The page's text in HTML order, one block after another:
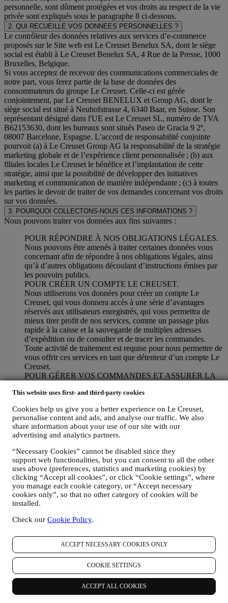
This website uses first- and third-party cookies
Cookies help us give you a better experience on Le Creuset,
personalise content and ads, and analyse our traffic. We also
share information about your use of our site with our
advertising and analytics partners.
“Necessary Cookies” cannot be disabled since they
support web functionalities, but you can consent to all the other
uses above (preferences, statistics and marketing cookies) by
clicking “Accept all cookies”, or click “Cookie settings”, where
you manage each cookie category, or “Accept necessary
cookies only”, so that no other category of cookies will be
installed.
Check our Cookie Policy.
ACCEPT NECESSARY COOKIES ONLY
COOKIE SETTINGS
ACCEPT ALL COOKIES
personnelle, sont dûment protégées et vos droits au respect de la vie
privée sont expliqués sous le paragraphe 8 ci-dessous.
2. QUI RECUEILLE VOS DONNEES PERSONNELLES ?
Le contrôleur des données relatives aux services d’e-commerce
proposés sur le Site web est Le Creuset Benelux SA, dont le siège
social est établi à Le Creuset Benelux SA, 4 Rue de la Presse, 1000
Bruxelles, Belgique.
Si vous acceptez de recevoir des communications commerciales de
notre part, vous ferez partie de la base de données des
consommateurs du groupe Le Creuset. Celle-ci est gérée
conjointement, par Le Creuset BENELUX et Group AG, dont le
siège social est situé à Neuhofstrasse 4, 6340 Baar, en Suisse. Son
représentant désigné dans l'UE est Le Creuset SL, numéro de TVA
B62153630, dont les bureaux sont situés Paseo de Gracia 9 2º,
08007 Barcelone, Espagne. L’accord de responsabilité conjointe
pourvoit (a) à Le Creuset Group AG la responsabilité de la stratégie
marketing globale et de l’expérience client personnalisée ; (b) aux
filiales locales Le Creuset le bénéfice et l’implantation de cette
stratégie, ainsi que la possibilité de développer des initiatives
marketing et communication de manière indépendante ; (c) à toutes
les parties le devoir de traiter de vos demandes concernant vos droits
sur vos données.
3. POURQUOI COLLECTONS-NOUS CES INFORMATIONS ?
Nous pouvons traiter vos données aux fins suivantes :
POUR RÉPONDRE À NOS OBLIGATIONS LÉGALES.
Nous pouvons être amenés à traiter certaines données vous
concernant afin de répondre à nos obligations légales, ainsi
qu’à d’autres obligations découlant d’instructions émises par
les pouvoirs publics.
POUR CRÉER UN COMPTE LE CREUSET.
Nous utiliserons vos données pour créer un compte Le
Creuset, qui vous donnera accès à une série d’avantages
réservés aux utilisateurs enregistrés, qui vous permettra de
mieux tirer profit de nos services, comme un passage plus
rapide à la caisse et la sauvegarde de multiples adresses
d’expédition ou de consulter et de tracer les commandes.
Toute activité de traitement est requise pour nous permettre de
vous offrir ces services en tant que détenteur d’un compte Le
Creuset.
POUR GÉRER VOS COMMANDES ET ASSURER LA
PRESTATION DE NOS SERVICES ET VOUS
Nous utiliserons vos données pour gérer notre relation
contractuelle avec vous, vos achats de produits sur le Site web
et en boutique Le Creuset, votre utilisation du Site web, toute
assistance après-vente ultérieure ou votre participation à nos
concours. Nous pourrons avoir à traiter certaines données
vous concernant pour gérer nos obligations administratives
liées à notre relation contractuelle avec vous, telles que la
comptabilité, la facturation et certaines vérifications, la
vérification des paiements par carte, le dépistage de la fraude,
la sécurité, la sécurisation et les tests de nos systèmes, la
maintenance et les analyses statistiques. Occasionnellement,
administratives ou opérationnelles, comme par exemple
aussi vos données personnelles pour répondre à vos demandes
activité de traitement est requise pour nous permettre de
prester nos services à votre intention. Nous pouvons traiter
vos données en fonction de notre intérêt légitime (dûment
équilibré avec vos droits et libertés) pour vous envoyer des e-
mails de suivi dans le cas où vous auriez ajouté des articles